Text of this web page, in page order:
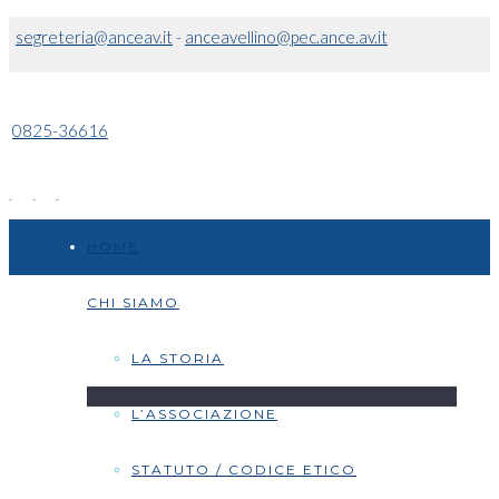
segreteria@anceav.it- anceavellino@pec.ance.av.it
0825-36616
CHI SIAMO
LA STORIA
L’ASSOCIAZIONE
STATUTO / CODICE ETICO